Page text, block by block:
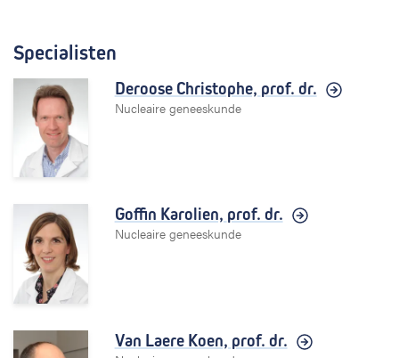
Specialisten
Deroose Christophe, prof. dr.
Nucleaire geneeskunde
Goffin Karolien, prof. dr.
Nucleaire geneeskunde
Van Laere Koen, prof. dr.